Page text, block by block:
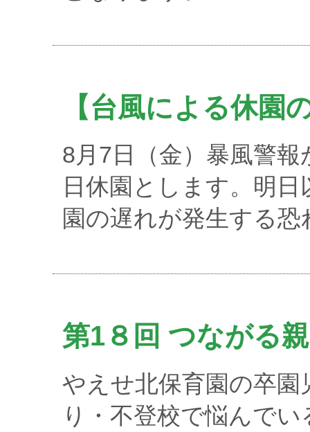
【台風による休園
8月7日（金）暴風警
日休園とします。明
園の遅れが発生する
第1８回 つながる
やえせ北保育園の卒園
り・不登校で悩んでい